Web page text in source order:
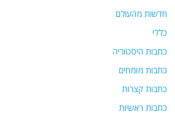
חדשות מהעולם
כללי
כתבות היסטוריה
כתבות מומחים
כתבות קצרות
כתבות ראשיות